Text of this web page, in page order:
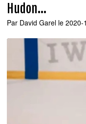
Hudon...
Par David Garel le 2020-